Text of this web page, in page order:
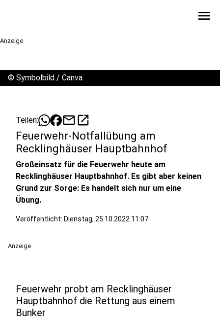
menu
Anzeige
© Symbolbild / Canva
Teilen: mailopen_in_new
Feuerwehr-Notfallübung am
Recklinghäuser Hauptbahnhof
Großeinsatz für die Feuerwehr heute am
Recklinghäuser Hauptbahnhof. Es gibt aber keinen
Grund zur Sorge: Es handelt sich nur um eine
Übung.
Veröffentlicht: Dienstag, 25.10.2022 11:07
Anzeige
Feuerwehr probt am Recklinghäuser
Hauptbahnhof die Rettung aus einem
Bunker